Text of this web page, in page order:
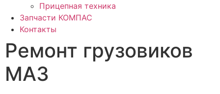
Прицепная техника
Запчасти КОМПАС
Контакты
Ремонт грузовиков
МАЗ